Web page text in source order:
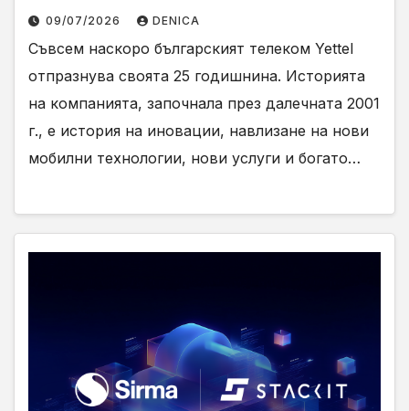
09/07/2026 DENICA
Съвсем наскоро българският телеком Yettel
отпразнува своята 25 годишнина. Историята
на компанията, започнала през далечната 2001
г., е история на иновации, навлизане на нови
мобилни технологии, нови услуги и богато…